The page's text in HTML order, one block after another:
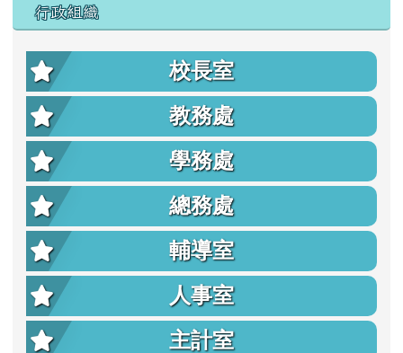
行政組織
校長室
教務處
學務處
總務處
輔導室
人事室
主計室